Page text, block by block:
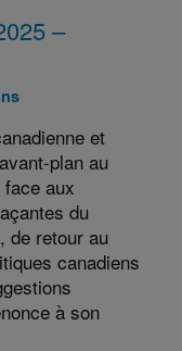
–
et
plan au
aux
du
de retour au
canadiens
à son